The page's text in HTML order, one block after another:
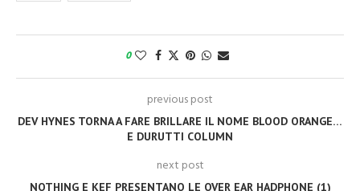
0
previous post
DEV HYNES TORNA A FARE BRILLARE IL NOME BLOOD ORANGE…
E DURUTTI COLUMN
next post
NOTHING E KEF PRESENTANO LE OVER EAR HADPHONE (1)